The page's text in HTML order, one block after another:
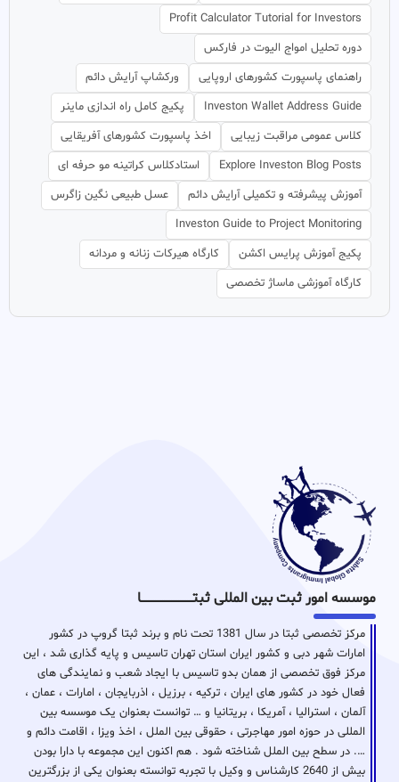
Profit Calculator Tutorial for Investors
دوره تحلیل امواج الیوت در فارکس
راهنمای پاسپورت کشورهای اروپایی
ورکشاپ آرایش دائم
Investon Wallet Address Guide
پکیج کامل راه اندازی ماینر
کلاس عمومی مراقبت زیبایی
اخذ پاسپورت کشورهای آفریقایی
Explore Investon Blog Posts
استادکلاس کراتینه مو حرفه ای
آموزش پیشرفته و تکمیلی آرایش دائم
عسل طبیعی نگین زاگرس
Investon Guide to Project Monitoring
پکیج آموزش پرایس اکشن
کارگاه هیرکات زنانه و مردانه
کارگاه آموزشی ماساژ تخصصی
موسسه امور ثبت بین المللی ثبتـــــــــــــــــــــــــــــا
مرکز تخصصی ثبتا در سال 1381 تحت نام و برند ثبتا گروپ در کشور
امارات شهر دبی و کشور ایران استان تهران تاسیس و پایه گذاری شد ، این
مرکز فوق تخصصی از همان بدو تاسیس با ایجاد شعب و نمایندگی های
فعال خود در کشور های ایران ، ترکیه ، برزیل ، اذربایجان ، امارات ، عمان ،
آلمان ، استرالیا ، آمریکا ، بریتانیا و … توانست بعنوان یک موسسه بین
المللی در حوزه امور مهاجرتی ، حقوقی بین الملل ، اخذ ویزا ، اقامت دائم و
…. در سطح بین الملل شناخته شود . هم اکنون این مجموعه با دارا بودن
بیش از 2640 کارشناس و وکیل با تجربه توانسته بعنوان یکی از بزرگترین